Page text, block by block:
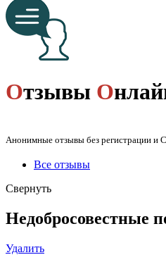
Отзывы О
Анонимные отзывы без регистрации и
Все отзывы
Свернуть
Недобросовестные
Удалить